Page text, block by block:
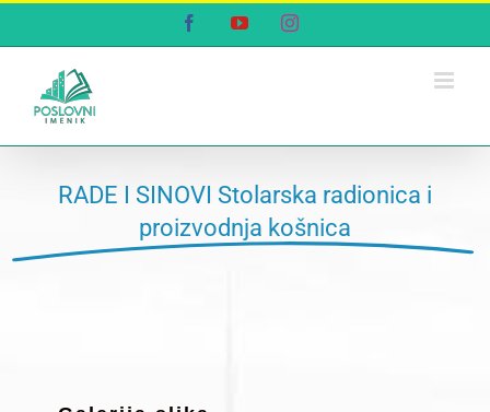
FacebookYouTubeInstagram
RADE I SINOVI Stolarska radionica i
proizvodnja košnica